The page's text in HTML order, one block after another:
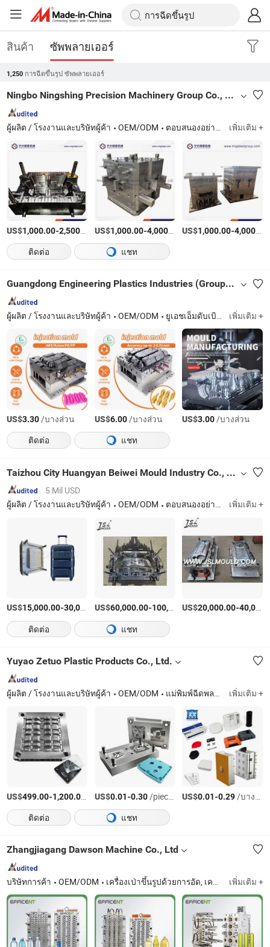
สินค้า ซัพพลายเออร์
1,250 การฉีดขึ้นรูป ซัพพลายเออร์
Ningbo Ningshing Precision Machinery Group Co., Ltd.
ผู้ผลิต / โรงงานและบริษัทผู้ค้า OEM/ODM ตอบสนองอย่างรวดเร็ว เพิ่มเติม +
US$1,000.00-2,500.00 /เตรียมตัว
US$1,000.00-4,000.00 /เตรียมตัว
US$1,000.00-4,000.00
ติดต่อ
แชท
Guangdong Engineering Plastics Industries (Group) Co., Ltd.
ผู้ผลิต / โรงงานและบริษัทผู้ค้า OEM/ODM ยูเอชเอ็มดับเบิลยู-พีอี, แมคไนลอน, พีโอเอ็ม, พีทีฟอี, พีค, พีพีเอส, พียู, เอเอสบี, พีวีดีเอฟ เพิ่มเติม +
US$3.30/บางส่วน US$6.00/บางส่วน US$3.00/บางส่วน
ติดต่อ
แชท
Taizhou City Huangyan Beiwei Mould Industry Co., Ltd.
5 Mil USD
ผู้ผลิต / โรงงานและบริษัทผู้ค้า
OEM/ODM ตอบสนองอย่างรวดเร็ว เพิ่มเติม +
US$15,000.00-30,000.00 /เตรียมตัว
US$60,000.00-100,000.00 /เตรียมตัว
US$20,000.00-40,000.00
ติดต่อ แชท
Yuyao Zetuo Plastic Products Co., Ltd.
ผู้ผลิต / โรงงานและบริษัทผู้ค้า OEM/ODM แม่พิมพ์ฉีดพลาสติก, แม่พิมพ์ฉีด, การฉีดพลาสติก, การฉีด, แม่พิมพ์ฉีดพลาสติก, การฉีดพลาสติก, การขึ้นรูปด้วยสูญญากาศ, แม่พิมพ์ยางซิลิโคน, แม่พิมพ์เป่า, แม่พิมพ์การอัดรีด, การประมวลผล CNC 3D การพิมพ์ เพิ่มเติม +
US$499.00-1,200.00 /บางส่วน
US$0.01-0.30/pieces US$0.01-0.29/บางส่วน
ติดต่อ
แชท
Zhangjiagang Dawson Machine Co., Ltd
บริษัทการค้า OEM/ODM เครื่องเป่าขึ้นรูปด้วยการอัด, เครื่องเป่าขึ้นรูป, เครื่องเป่าขึ้นรูป HDPE, เครื่องเป่าขึ้นรูป IBC, เครื่องฉีดขึ้นรูปพรีฟอร์ม, เครื่องเป่าขึ้นรูปด้วยการฉีด เพิ่มเติม +